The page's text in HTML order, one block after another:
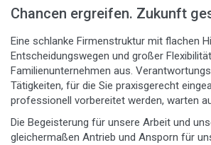
Chancen ergreifen. Zukunft
Eine schlanke Firmenstruktur mit flachen
Entscheidungswegen und großer
Familienunternehmen aus.
Tätigkeiten, für die Sie praxisgerecht
professionell vorbereitet werden, warten
Die Begeisterung für unsere Arbeit und
gleichermaßen Antrieb und Ansporn für